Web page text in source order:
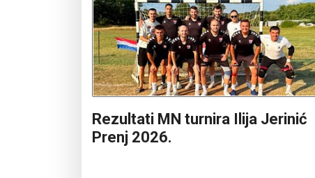
Rezultati MN turnira Ilija Jerinić
Prenj 2026.